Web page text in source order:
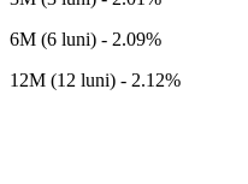
6M (6 luni) - 2.09%
12M (12 luni) - 2.12%